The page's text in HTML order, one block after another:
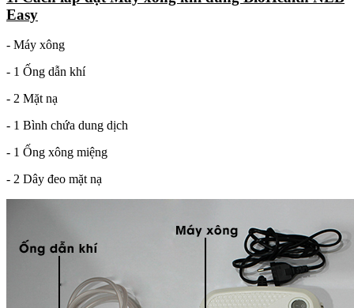
Easy
- Máy xông
- 1 Ống dẫn khí
- 2 Mặt nạ
- 1 Bình chứa dung dịch
- 1 Ống xông miệng
- 2 Dây đeo mặt nạ